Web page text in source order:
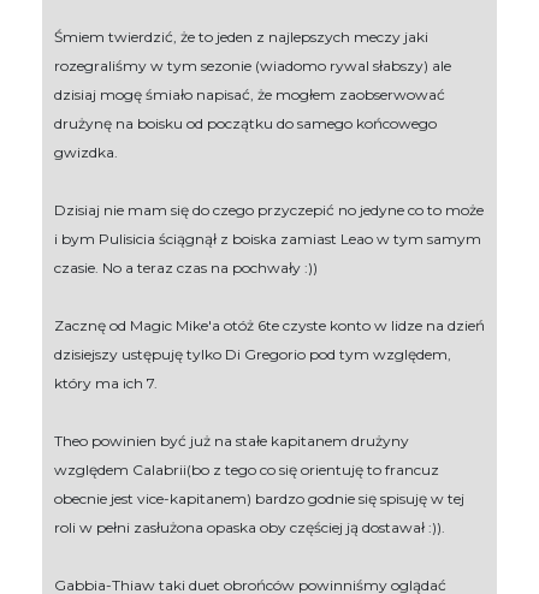
Śmiem twierdzić, że to jeden z najlepszych meczy jaki
rozegraliśmy w tym sezonie (wiadomo rywal słabszy) ale
dzisiaj mogę śmiało napisać, że mogłem zaobserwować
drużynę na boisku od początku do samego końcowego
gwizdka.
Dzisiaj nie mam się do czego przyczepić no jedyne co to może
i bym Pulisicia ściągnął z boiska zamiast Leao w tym samym
czasie. No a teraz czas na pochwały :))
Zacznę od Magic Mike'a otóż 6te czyste konto w lidze na dzień
dzisiejszy ustępuję tylko Di Gregorio pod tym względem,
który ma ich 7.
Theo powinien być już na stałe kapitanem drużyny
względem Calabrii(bo z tego co się orientuję to francuz
obecnie jest vice-kapitanem) bardzo godnie się spisuję w tej
roli w pełni zasłużona opaska oby częściej ją dostawał :)).
Gabbia-Thiaw taki duet obrońców powinniśmy oglądać